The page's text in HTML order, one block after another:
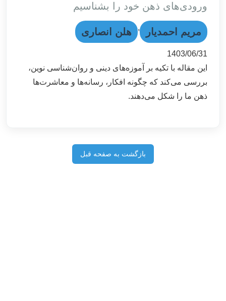
ورودی‌های ذهن خود را بشناسیم
مریم احمدیار , هلن انصاری
1403/06/31
این مقاله با تکیه بر آموزه‌های دینی و روان‌شناسی نوین،
بررسی می‌کند که چگونه افکار، رسانه‌ها و معاشرت‌ها
ذهن ما را شکل می‌دهند.
بازگشت به صفحه قبل